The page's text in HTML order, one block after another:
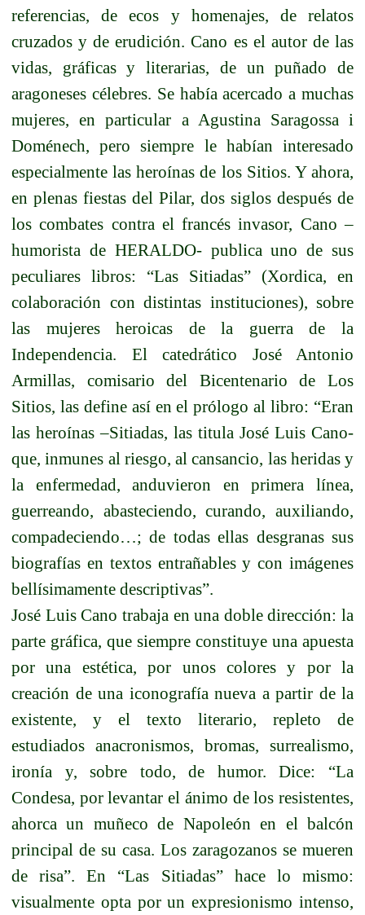
referencias, de ecos y homenajes, de relatos
cruzados y de erudición. Cano es el autor de las
vidas, gráficas y literarias, de un puñado de
aragoneses célebres. Se había acercado a muchas
mujeres, en particular a Agustina Saragossa i
Doménech, pero siempre le habían interesado
especialmente las heroínas de los Sitios. Y ahora,
en plenas fiestas del Pilar, dos siglos después de
los combates contra el francés invasor, Cano –
humorista de HERALDO- publica uno de sus
peculiares libros: “Las Sitiadas” (Xordica, en
colaboración con distintas instituciones), sobre
las mujeres heroicas de la guerra de la
Independencia. El catedrático José Antonio
Armillas, comisario del Bicentenario de Los
Sitios, las define así en el prólogo al libro: “Eran
las heroínas –Sitiadas, las titula José Luis Cano-
que, inmunes al riesgo, al cansancio, las heridas y
la enfermedad, anduvieron en primera línea,
guerreando, abasteciendo, curando, auxiliando,
compadeciendo…; de todas ellas desgranas sus
biografías en textos entrañables y con imágenes
bellísimamente descriptivas”.
José Luis Cano trabaja en una doble dirección: la
parte gráfica, que siempre constituye una apuesta
por una estética, por unos colores y por la
creación de una iconografía nueva a partir de la
existente, y el texto literario, repleto de
estudiados anacronismos, bromas, surrealismo,
ironía y, sobre todo, de humor. Dice: “La
Condesa, por levantar el ánimo de los resistentes,
ahorca un muñeco de Napoleón en el balcón
principal de su casa. Los zaragozanos se mueren
de risa”. En “Las Sitiadas” hace lo mismo:
visualmente opta por un expresionismo intenso,